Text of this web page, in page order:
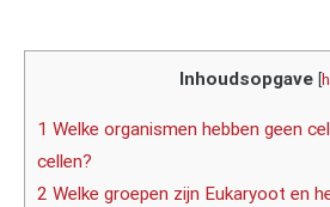
Inhoudsopgave [
1 Welke organismen hebben geen
cellen?
2 Welke groepen zijn Eukaryoot en